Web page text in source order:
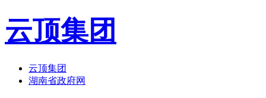
云顶集团
云顶集团
湖南省政府网